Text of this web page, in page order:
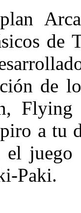
de
de
a tu
el
Paki.